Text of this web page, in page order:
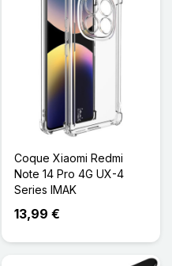
Coque Xiaomi Redmi
Note 14 Pro 4G UX-4
Series IMAK
13,99 €